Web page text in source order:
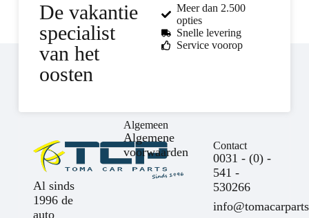
De vakantie
specialist
van het
oosten
Meer dan 2.500
opties
Snelle levering
Service voorop
Al sinds
1996 de
auto
Algemeen
Algemene
voorwaarden
Contact
0031 - (0) -
541 -
530266